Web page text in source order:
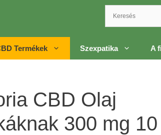
Termékek Szexpatika A
CBD Olaj
300 mg